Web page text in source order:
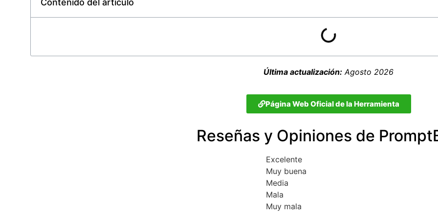
Última actualización: Agosto 2026
Página Web Oficial de la Herramienta
Reseñas y Opiniones de
Excelente
Muy buena
Media
Mala
Muy mala